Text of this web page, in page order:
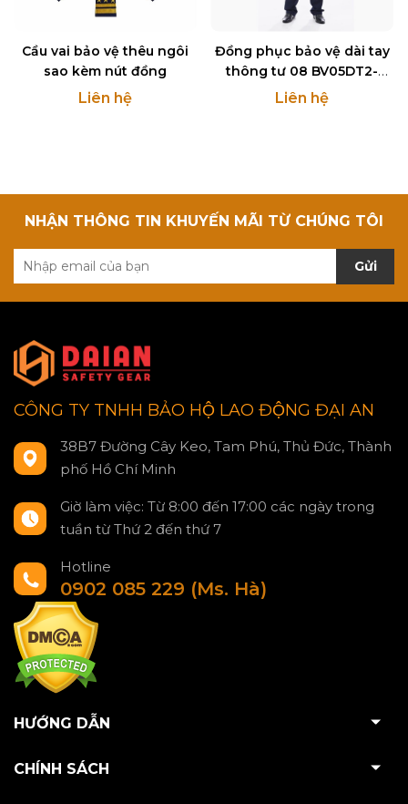
Cầu vai bảo vệ thêu ngôi
sao kèm nút đồng
Liên hệ
Đồng phục bảo vệ dài tay
thông tư 08 BV05DT2-
TT08
Liên hệ
NHẬN THÔNG TIN KHUYẾN MÃI TỪ CHÚNG TÔI
Gửi
CÔNG TY TNHH BẢO HỘ LAO ĐỘNG ĐẠI AN
38B7 Đường Cây Keo, Tam Phú, Thủ Đức, Thành
phố Hồ Chí Minh
Giờ làm việc: Từ 8:00 đến 17:00 các ngày trong
tuần từ Thứ 2 đến thứ 7
Hotline
0902 085 229 (Ms. Hà)
HƯỚNG DẪN
CHÍNH SÁCH